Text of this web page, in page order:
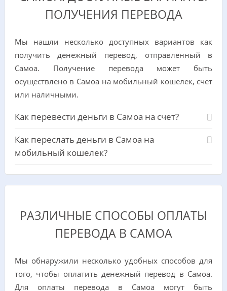
ПОЛУЧЕНИЯ ПЕРЕВОДА
Мы нашли несколько доступных вариантов как
получить денежный перевод, отправленный в
Самоа. Получение перевода может быть
осуществлено в Самоа на мобильный кошелек, счет
или наличными.
Как перевести деньги в Самоа на счет?
Как переслать деньги в Самоа на
мобильный кошелек?
РАЗЛИЧНЫЕ СПОСОБЫ ОПЛАТЫ
ПЕРЕВОДА В САМОА
Мы обнаружили несколько удобных способов для
того, чтобы оплатить денежный перевод в Самоа.
Для оплаты перевода в Самоа могут быть